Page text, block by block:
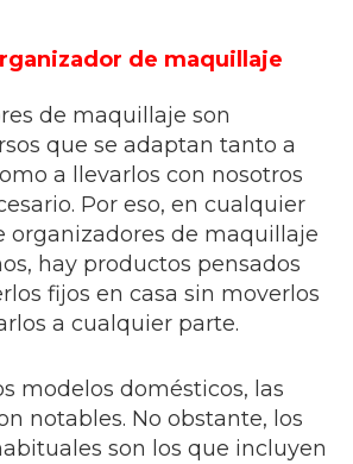
de maquillaje
de maquillaje son
que se adaptan tanto a
a llevarlos con nosotros
Por eso, en cualquier
organizadores de maquillaje
hay productos pensados
fijos en casa sin moverlos
a cualquier parte.
modelos domésticos, las
notables. No obstante, los
son los que incluyen